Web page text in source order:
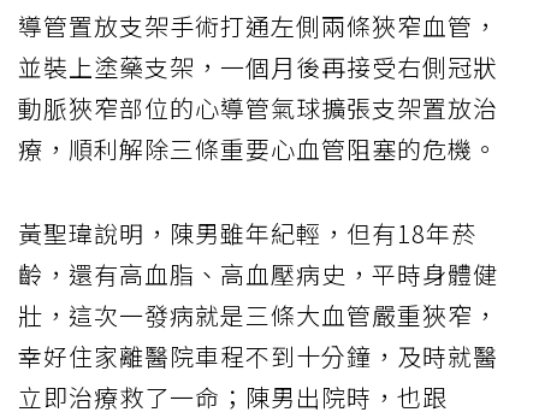
導管置放支架手術打通左側兩條狹窄血管，
並裝上塗藥支架，一個月後再接受右側冠狀
動脈狹窄部位的心導管氣球擴張支架置放治
療，順利解除三條重要心血管阻塞的危機。
黃聖瑋說明，陳男雖年紀輕，但有18年菸
齡，還有高血脂、高血壓病史，平時身體健
壯，這次一發病就是三條大血管嚴重狹窄，
幸好住家離醫院車程不到十分鐘，及時就醫
立即治療救了一命；陳男出院時，也跟